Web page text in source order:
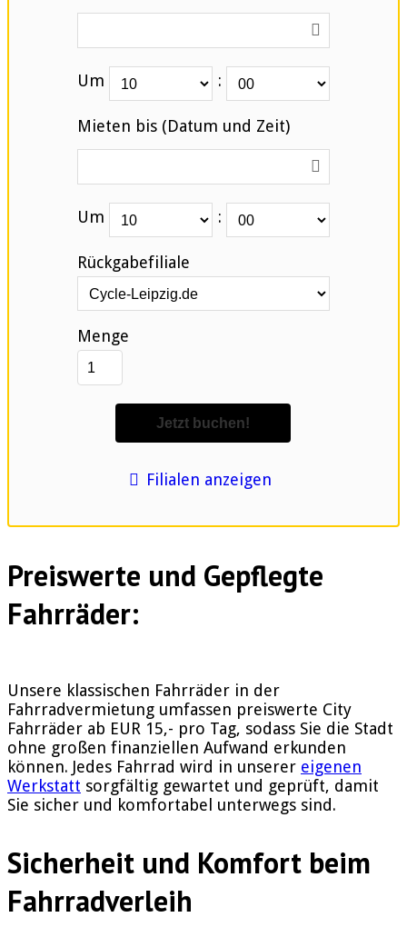
Filialen anzeigen
Um :
Mieten bis (Datum und Zeit)
Um :
Rückgabefiliale
Menge
Preiswerte und Gepflegte
Fahrräder:
Unsere klassischen Fahrräder in der
Fahrradvermietung umfassen preiswerte City
Fahrräder ab EUR 15,- pro Tag, sodass Sie die Stadt
ohne großen finanziellen Aufwand erkunden
können. Jedes Fahrrad wird in unserer eigenen
Werkstatt sorgfältig gewartet und geprüft, damit
Sie sicher und komfortabel unterwegs sind.
Sicherheit und Komfort beim
Fahrradverleih